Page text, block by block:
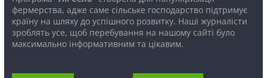
фермерства, адже саме сільське господарство підтримує
країну на шляху до успішного розвитку. Наші журналісти
зроблять усе, щоб перебування на нашому сайті було
максимально інформативним та цікавим.